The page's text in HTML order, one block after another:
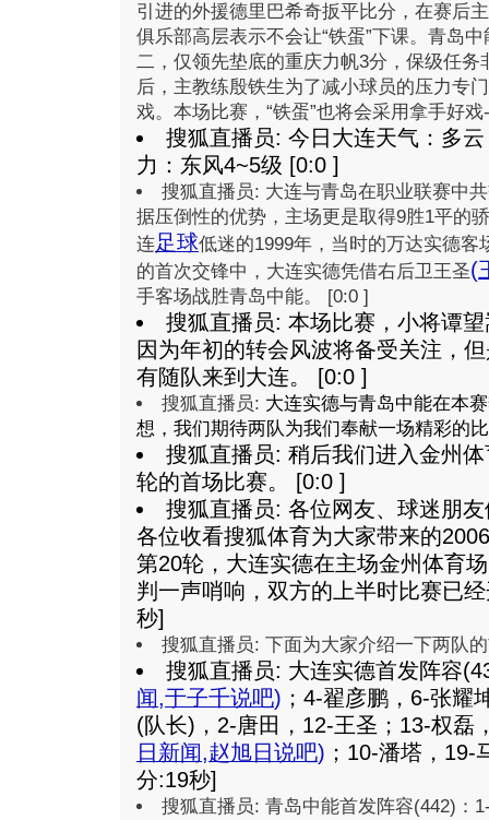
引进的外援德里巴希奇扳平比分，在赛后
俱乐部高层表示不会让“铁蛋”下课。青岛
二，仅领先垫底的重庆力帆3分，保级任
后，主教练殷铁生为了减小球员的压力专
戏。本场比赛，“铁蛋”也将会采用拿手好
搜狐直播员: 今日大连天气：多
力：东风4~5级 [0:0 ]
搜狐直播员: 大连与青岛在职业联赛中
据压倒性的优势，主场更是取得9胜1平的
连足球低迷的1999年，当时的万达实德
的首次交锋中，大连实德凭借右后卫王圣(
手客场战胜青岛中能。 [0:0 ]
搜狐直播员: 本场比赛，小将谭望
因为年初的转会风波将备受关注，
有随队来到大连。 [0:0 ]
搜狐直播员: 大连实德与青岛中能在本
想，我们期待两队为我们奉献一场精彩的
搜狐直播员: 稍后我们进入金州
轮的首场比赛。 [0:0 ]
搜狐直播员: 各位网友、球迷朋
各位收看搜狐体育为大家带来的
第20轮，大连实德在主场金州体育
判一声哨响，双方的上半时比赛已
秒]
搜狐直播员: 下面为大家介绍一下两队
搜狐直播员: 大连实德首发阵容
闻,于子千说吧) ；4-翟彦鹏，6-张耀
(队长)，2-唐田，12-王圣；13-权磊
日新闻,赵旭日说吧) ；10-潘塔，
分:19秒]
搜狐直播员: 青岛中能首发阵容(442)：